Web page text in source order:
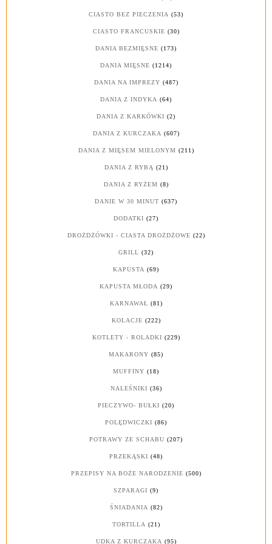
CIASTO BEZ PIECZENIA (53)
CIASTO FRANCUSKIE (30)
DANIA BEZMIĘSNE (173)
DANIA MIĘSNE (1214)
DANIA NA IMPREZY (487)
DANIA Z INDYKA (64)
DANIA Z KARKÓWKI (2)
DANIA Z KURCZAKA (607)
DANIA Z MIĘSEM MIELONYM (211)
DANIA Z RYBĄ (21)
DANIA Z RYŻEM (8)
DANIE W 30 MINUT (637)
DODATKI (27)
DROŻDŻÓWKI - CIASTA DROŻDŻOWE (22)
GRILL (32)
KAPUSTA (69)
KAPUSTA MŁODA (29)
KARNAWAŁ (81)
KOLACJE (222)
KOTLETY - ROLADKI (229)
MAKARONY (85)
MUFFINY (18)
NALEŚNIKI (36)
PIECZYWO- BUŁKI (20)
POLĘDWICZKI (86)
POTRAWY ZE SCHABU (207)
PRZEKĄSKI (48)
PRZEPISY NA BOŻE NARODZENIE (500)
SZPARAGI (9)
ŚNIADANIA (82)
TORTILLA (21)
UDKA Z KURCZAKA (95)